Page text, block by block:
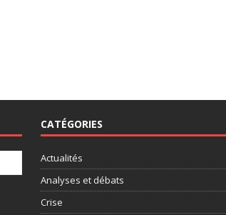
CATÉGORIES
Actualités
Analyses et débats
Crise